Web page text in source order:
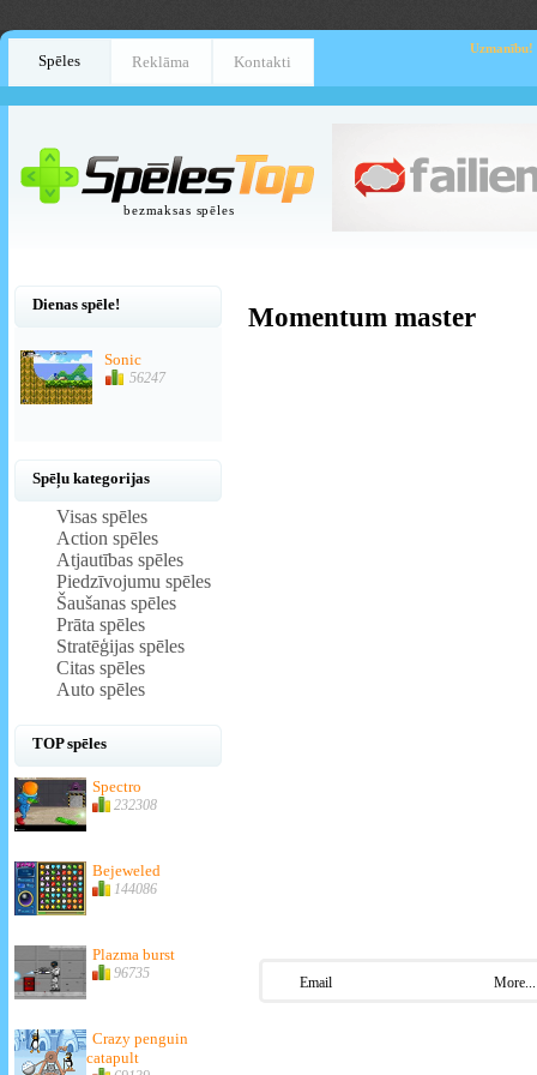
Spēles Reklāma Kontakti
Uzmanību!
bezmaksas spēles
Dienas spēle!
Sonic
56247
Spēļu kategorijas
Visas spēles
Action spēles
Atjautības spēles
Piedzīvojumu spēles
Šaušanas spēles
Prāta spēles
Stratēģijas spēles
Citas spēles
Auto spēles
TOP spēles
Spectro
232308
Bejeweled
144086
Plazma burst
96735
Crazy penguin
catapult
Momentum master
Email More...